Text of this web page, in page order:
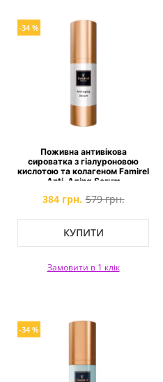
-34 %
Поживна антивікова
сироватка з гіалуроновою
кислотою та колагеном Famirel
Anti-Aging Serum
384 грн. 579 грн.
КУПИТИ
Замовити в 1 клік
-34 %